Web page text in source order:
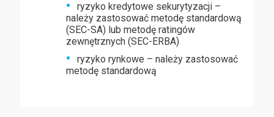
ryzyko kredytowe sekurytyzacji –
należy zastosować metodę standardową
(SEC-SA) lub metodę ratingów
zewnętrznych (SEC-ERBA)
ryzyko rynkowe – należy zastosować
metodę standardową